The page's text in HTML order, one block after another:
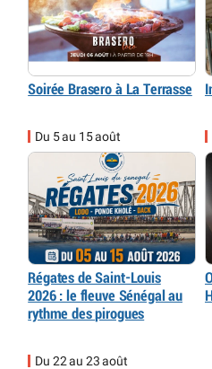
Soirée Brasero à La Terrasse
Du 5 au 15 août
Régates de Saint-Louis
2026 : le fleuve Sénégal au
rythme des pirogues
Du 22 au 23 août